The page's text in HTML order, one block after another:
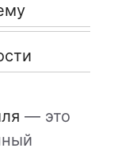
— это